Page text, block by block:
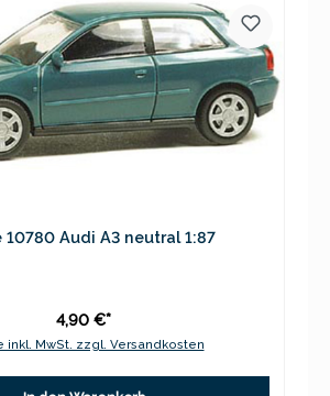
10780 Audi A3 neutral 1:87
4,90 €*
inkl. MwSt. zzgl. Versandkosten